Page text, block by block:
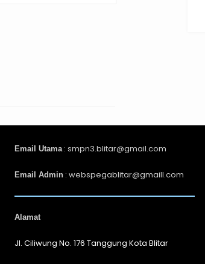
Email Utama: smpn3.blitar@gmail.com
Email Admin : webspegablitar@gmaill.com
Alamat
Jl. Ciliwung No. 176 Tanggung Kota Blitar